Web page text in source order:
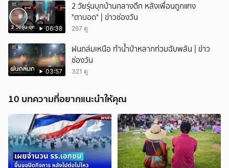
06:38
2 วัยรุ่นบุกบ้านกลางดึก หลังเพื่อนถูกแทง
"ตาบอด" | ข่าวช่องวัน
267 ดู
03:57
ฝนถล่มเหนือ ทำน้ำป่าหลากท่วมฉับพลัน | ข่าว
ช่องวัน
321 ดู
10 บทความที่อยากแนะนำให้คุณ